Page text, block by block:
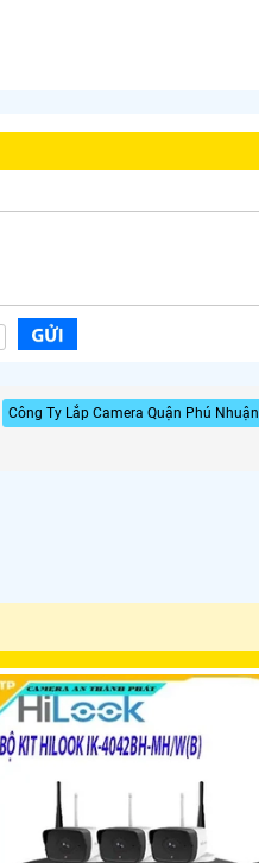
Công Ty Lắp Camera Quận Phú Nhuận